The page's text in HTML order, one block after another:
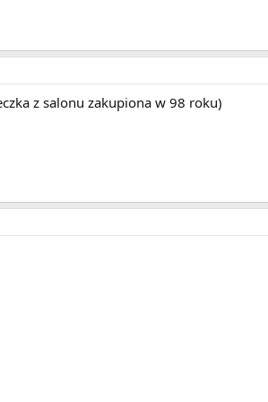
z salonu zakupiona w 98 roku)